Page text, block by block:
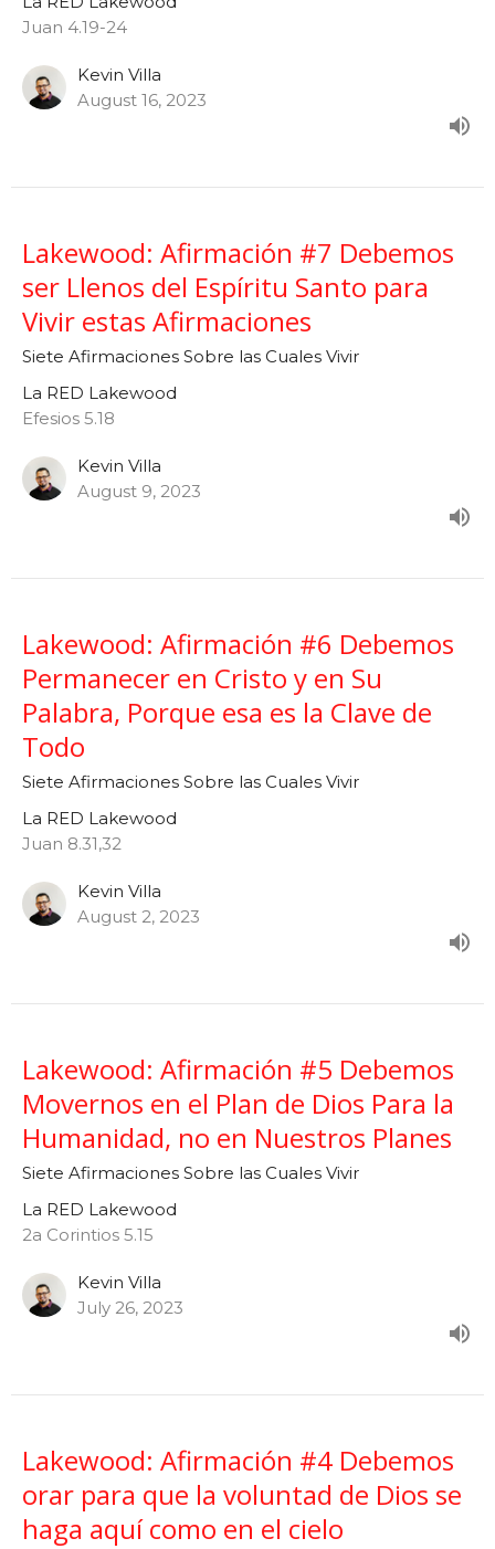
Juan 4.19-24
Kevin Villa
August 16, 2023
Lakewood: Afirmación #7 Debemos
ser Llenos del Espíritu Santo para
Vivir estas Afirmaciones
Siete Afirmaciones Sobre las Cuales Vivir
La RED Lakewood
Efesios 5.18
Kevin Villa
August 9, 2023
Lakewood: Afirmación #6 Debemos
Permanecer en Cristo y en Su
Palabra, Porque esa es la Clave de
Todo
Siete Afirmaciones Sobre las Cuales Vivir
La RED Lakewood
Juan 8.31,32
Kevin Villa
August 2, 2023
Lakewood: Afirmación #5 Debemos
Movernos en el Plan de Dios Para la
Humanidad, no en Nuestros Planes
Siete Afirmaciones Sobre las Cuales Vivir
La RED Lakewood
2a Corintios 5.15
Kevin Villa
July 26, 2023
Lakewood: Afirmación #4 Debemos
orar para que la voluntad de Dios se
haga aquí como en el cielo